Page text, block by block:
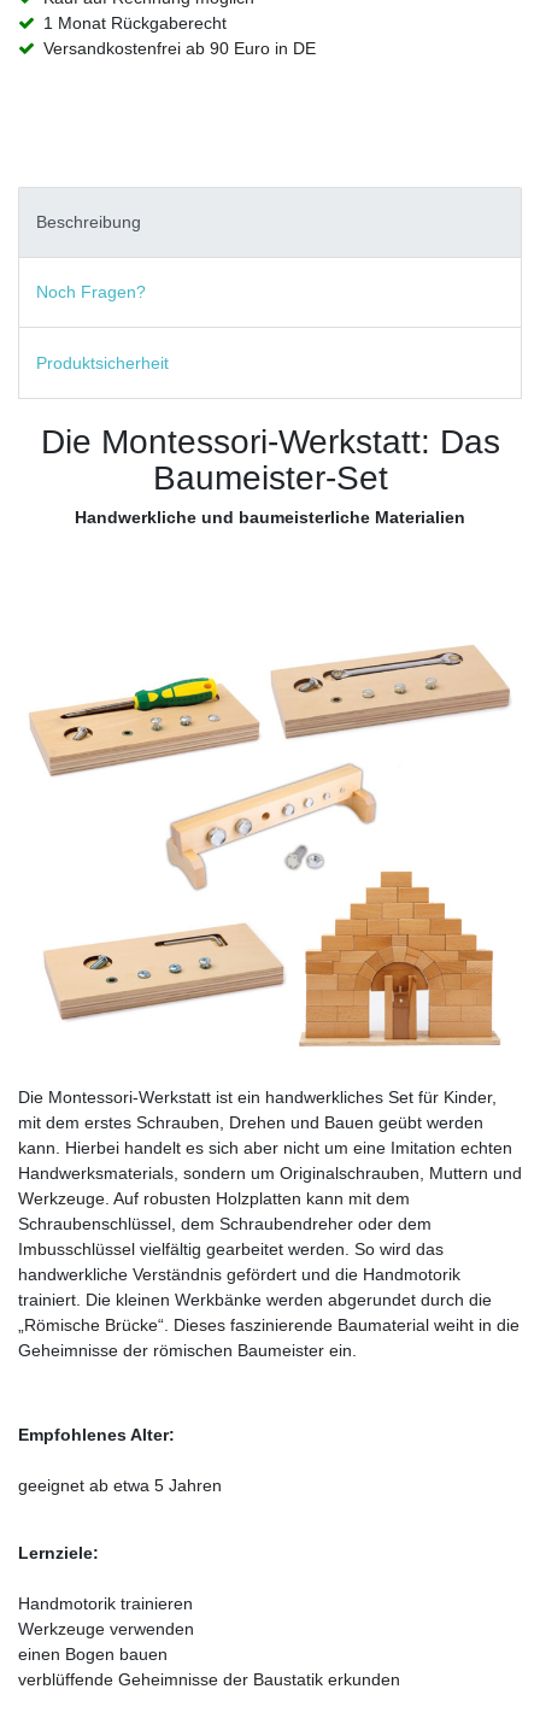
1 Monat Rückgaberecht
Versandkostenfrei ab 90 Euro in DE
Beschreibung
Noch Fragen?
Produktsicherheit
Die Montessori-Werkstatt: Das
Baumeister-Set
Handwerkliche und baumeisterliche Materialien
Die Montessori-Werkstatt ist ein handwerkliches Set für Kinder,
mit dem erstes Schrauben, Drehen und Bauen geübt werden
kann. Hierbei handelt es sich aber nicht um eine Imitation echten
Handwerksmaterials, sondern um Originalschrauben, Muttern und
Werkzeuge. Auf robusten Holzplatten kann mit dem
Schraubenschlüssel, dem Schraubendreher oder dem
Imbusschlüssel vielfältig gearbeitet werden. So wird das
handwerkliche Verständnis gefördert und die Handmotorik
trainiert. Die kleinen Werkbänke werden abgerundet durch die
„Römische Brücke“. Dieses faszinierende Baumaterial weiht in die
Geheimnisse der römischen Baumeister ein.
Empfohlenes Alter:
geeignet ab etwa 5 Jahren
Lernziele:
Handmotorik trainieren
Werkzeuge verwenden
einen Bogen bauen
verblüffende Geheimnisse der Baustatik erkunden